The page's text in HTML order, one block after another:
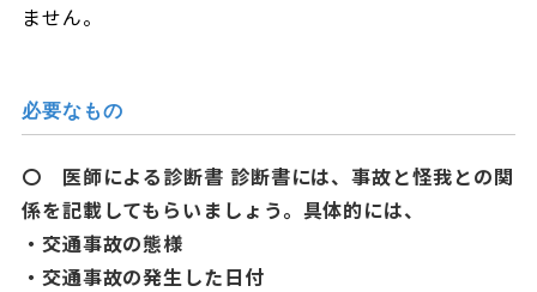
ません。
必要なもの
〇 医師による診断書 診断書には、事故と怪我との関
係を記載してもらいましょう。具体的には、
・交通事故の態様
・交通事故の発生した日付